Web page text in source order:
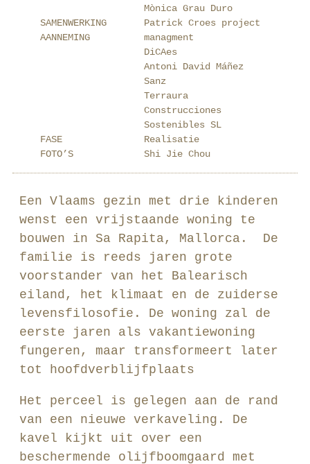
Mònica Grau Duro
SAMENWERKING
AANNEMING
Patrick Croes project
managment
DiCAes
Antoni David Máñez
Sanz
Terraura
Construcciones
Sostenibles SL
FASE
Realisatie
FOTO’S
Shi Jie Chou
Een Vlaams gezin met drie kinderen
wenst een vrijstaande woning te
bouwen in Sa Rapita, Mallorca. De
familie is reeds jaren grote
voorstander van het Balearisch
eiland, het klimaat en de zuiderse
levensfilosofie. De woning zal de
eerste jaren als vakantiewoning
fungeren, maar transformeert later
tot hoofdverblijfplaats
Het perceel is gelegen aan de rand
van een nieuwe verkaveling. De
kavel kijkt uit over een
beschermende olijfboomgaard met